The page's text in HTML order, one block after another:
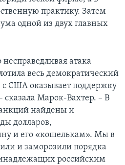
практику. Затем
одной из двух главных
атака
весь демократический
с США оказывает поддержку
сказала Марок-Вахтер. – В
найдены и
долларов,
и его «кошелькам». Мы в
и заморозили порядка
российским